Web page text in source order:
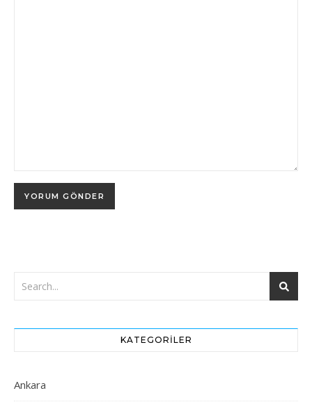
KATEGORILER
Ankara